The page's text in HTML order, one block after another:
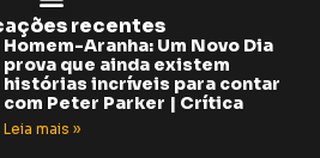
recentes
Homem-Aranha: Um Novo Dia
prova que ainda existem
histórias incríveis para contar
com Peter Parker | Crítica
Leia mais »